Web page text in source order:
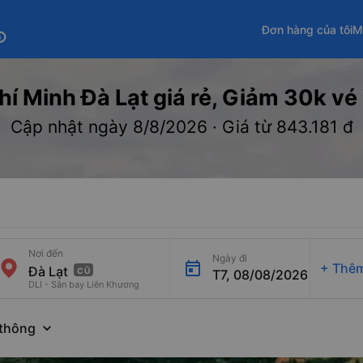
Đơn hàng của tôi
Minh Đà Lạt giá rẻ, Giảm 30k
Cập nhật ngày 8/8/2026 · Giá từ 843.181 đ
CŨ
Nơi đến
DLI - Sân bay Liên Khương
Ngày đi
T7, 08/08/2026 +